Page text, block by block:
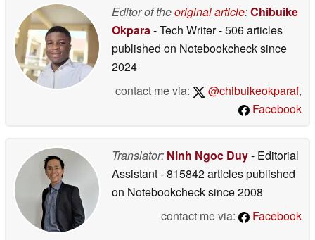
Editor of theoriginal article:Chibuike
Okpara- Tech Writer- 506 articles
published on Notebookchecksince
2024
contact me via:
@chibuikeokparaf,
Facebook
Translator: Ninh Ngoc Duy- Editorial
Assistant- 815842 articles published
on Notebookchecksince 2008
contact me via:
Facebook